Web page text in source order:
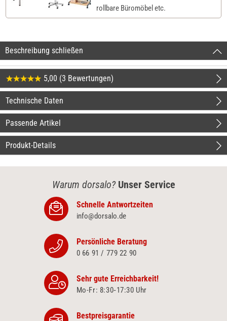
rollbare Büromöbel etc.
Beschreibung schließen
5,00 (3 Bewertungen)
Technische Daten
Passende Artikel
Produkt-Details
Warum dorsalo? Unser Service
Schnelle Antwortzeiten
info@dorsalo.de
Persönliche Beratung
0 66 91 / 779 22 90
Sehr gute Erreichbarkeit!
Mo-Fr: 8:30‑17:30 Uhr
Bestpreisgarantie